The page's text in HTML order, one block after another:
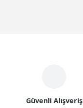
Güvenli Alışveriş